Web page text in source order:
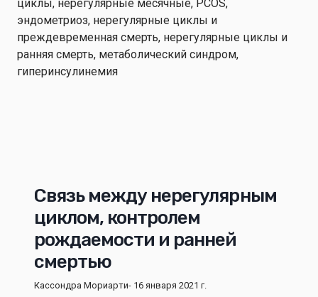
Связь между нерегулярным
циклом, контролем
рождаемости и ранней
смертью
Кассондра Мориарти- 16 января 2021 г.